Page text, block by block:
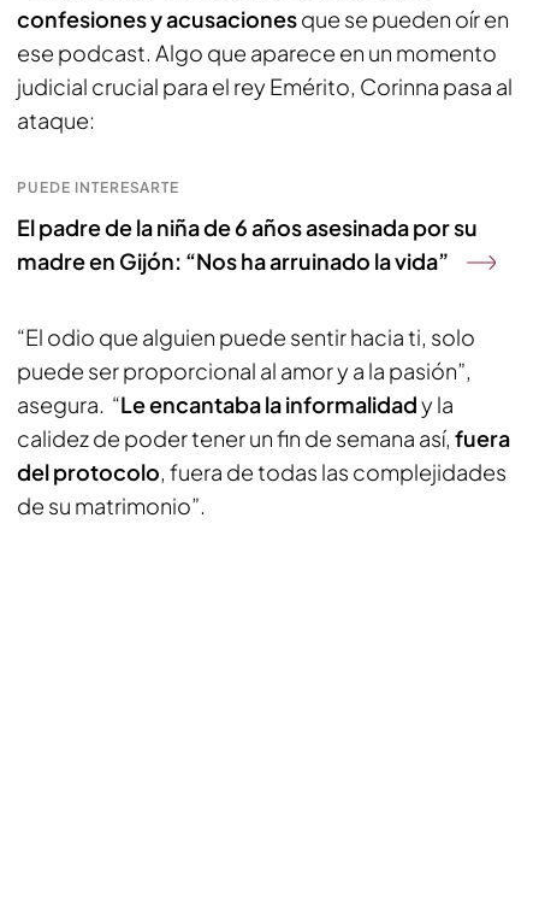
confesiones y acusacionesque se pueden oír en
ese podcast. Algo que aparece en un momento
judicial crucial para el rey Emérito, Corinna pasa al
ataque:
PUEDE INTERESARTE
El padre de la niña de 6 años asesinada por su
madre en Gijón: “Nos ha arruinado la vida”
“El odio que alguien puede sentir hacia ti, solo
puede ser proporcional al amor y a la pasión”,
asegura. “Le encantaba la informalidady la
calidez de poder tener un fin de semana así, fuera
del protocolo, fuera de todas las complejidades
de su matrimonio”.